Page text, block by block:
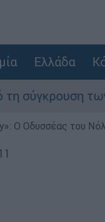
Ελλάδα
των
Ο Οδυσσέας του